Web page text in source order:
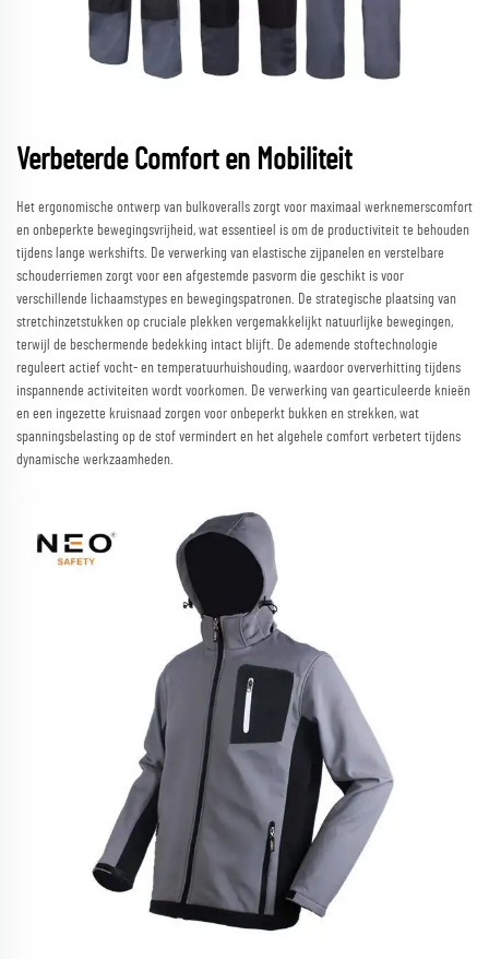
Verbeterde Comfort en Mobiliteit
Het ergonomische ontwerp van bulkoveralls zorgt voor maximaal werknemerscomfort
en onbeperkte bewegingsvrijheid, wat essentieel is om de productiviteit te behouden
tijdens lange werkshifts. De verwerking van elastische zijpanelen en verstelbare
schouderriemen zorgt voor een afgestemde pasvorm die geschikt is voor
verschillende lichaamstypes en bewegingspatronen. De strategische plaatsing van
stretchinzetstukken op cruciale plekken vergemakkelijkt natuurlijke bewegingen,
terwijl de beschermende bedekking intact blijft. De ademende stoftechnologie
reguleert actief vocht- en temperatuurhuishouding, waardoor oververhitting tijdens
inspannende activiteiten wordt voorkomen. De verwerking van gearticuleerde knieën
en een ingezette kruisnaad zorgen voor onbeperkt bukken en strekken, wat
spanningsbelasting op de stof vermindert en het algehele comfort verbetert tijdens
dynamische werkzaamheden.